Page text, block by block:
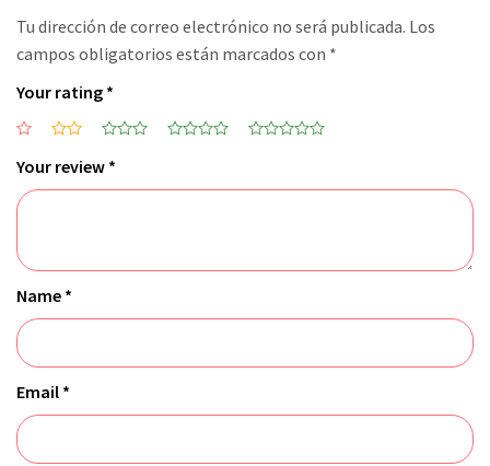
Tu dirección de correo electrónico no será publicada. Los
campos obligatorios están marcados con *
Your rating *
Your review *
Name *
Email *